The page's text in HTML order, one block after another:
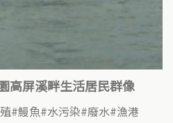
高屏溪畔生活居民群像
鰻魚 水污染 廢水 漁港